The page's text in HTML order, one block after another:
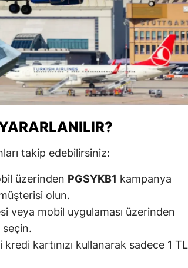
takip edebilirsiniz:
üzerinden PGSYKB1 kampanya
olun.
veya mobil uygulaması üzerinden
kredi kartınızı kullanarak sadece 1 TL